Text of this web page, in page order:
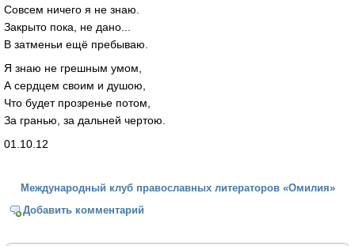
Совсем ничего я не знаю.
Закрыто пока, не дано...
В затменьи ещё пребываю.
Я знаю не грешным умом,
А сердцем своим и душою,
Что будет прозренье потом,
За гранью, за дальней чертою.
01.10.12
Международный клуб православных литераторов «Омилия»
Добавить комментарий